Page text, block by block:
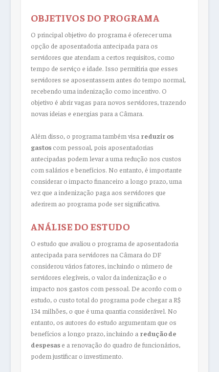
OBJETIVOS DO PROGRAMA
O principal objetivo do programa é oferecer uma
opção de aposentadoria antecipada para os
servidores que atendam a certos requisitos, como
tempo de serviço e idade. Isso permitiria que esses
servidores se aposentassem antes do tempo normal,
recebendo uma indenização como incentivo. O
objetivo é abrir vagas para novos servidores, trazendo
novas ideias e energias para a Câmara.
Além disso, o programa também visa reduzir os
gastoscom pessoal, pois aposentadorias
antecipadas podem levar a uma redução nos custos
com salários e benefícios. No entanto, é importante
considerar o impacto financeiro a longo prazo, uma
vez que a indenização paga aos servidores que
aderirem ao programa pode ser significativa.
ANÁLISE DO ESTUDO
O estudo que avaliou o programa de aposentadoria
antecipada para servidores na Câmara do DF
considerou vários fatores, incluindo o número de
servidores elegíveis, o valor da indenização e o
impacto nos gastos com pessoal. De acordo com o
estudo, o custo total do programa pode chegar a R$
134 milhões, o que é uma quantia considerável. No
entanto, os autores do estudo argumentam que os
benefícios a longo prazo, incluindo a redução de
despesase a renovação do quadro de funcionários,
podem justificar o investimento.